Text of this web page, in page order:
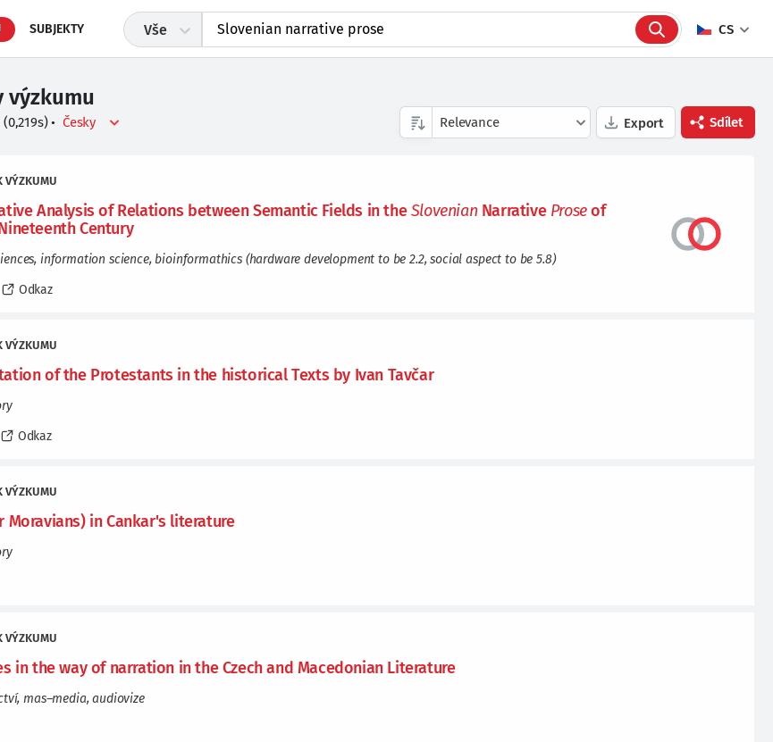
SUBJEKTY Vše CS
Facebook
Linkedin
výzkumu
(0,219s)• Export Sdílet
VÝZKUMU
Analysis of Relations between Semantic Fields in theSlovenianNarrative Proseof
Century
information science, bioinformathics (hardware development to be 2.2, social aspect to be 5.8)
Odkaz
VÝZKUMU
of the Protestants in the historical Texts by Ivan Tavčar
Odkaz
VÝZKUMU
Moravians) in Cankar's literature
VÝZKUMU
in the way of narration in the Czech and Macedonian Literature
mas–media, audiovize